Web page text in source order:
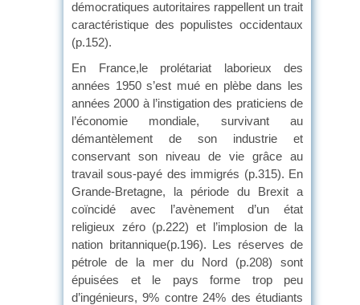
démocratiques autoritaires rappellent un trait
caractéristique des populistes occidentaux
(p.152).
En France,le prolétariat laborieux des
années 1950 s’est mué en plèbe dans les
années 2000 à l’instigation des praticiens de
l’économie mondiale, survivant au
démantèlement de son industrie et
conservant son niveau de vie grâce au
travail sous-payé des immigrés (p.315). En
Grande-Bretagne, la période du Brexit a
coïncidé avec l’avènement d’un état
religieux zéro (p.222) et l’implosion de la
nation britannique(p.196). Les réserves de
pétrole de la mer du Nord (p.208) sont
épuisées et le pays forme trop peu
d’ingénieurs, 9% contre 24% des étudiants